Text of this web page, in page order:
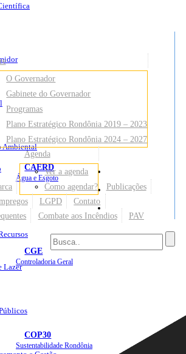
do
CAERD
Água e Esgoto
CGE
Controladoria Geral
COP30
Sustentabilidade Rondônia
Sites
O Governador
Gabinete do Governador
Programas
Plano Estratégico Rondônia 2019 – 2023
Plano Estratégico Rondônia 2024 – 2027
Agenda
Ver a agenda
Como agendar?
Publicações
LGPD
Contato
Combate aos Incêndios PAV
Ambiental
Lazer